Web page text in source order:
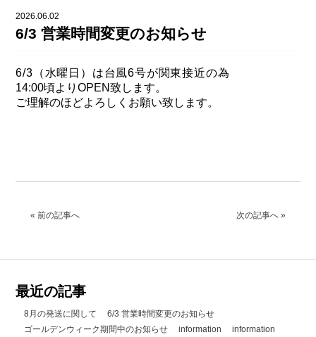
DAHON（ダホーン）
FUJI（フジ）
GIOS（ジオス）
PASHLEY（パシュレー）
tern Crest
tern SURGE
tern SURGE UNO
knog（ノグ）
カスタム ペイント
マルイのかわいいキャップ
2026.06.02
6/3 営業時間変更のお知らせ
6/3（水曜日）は台風6号が関東接近の為
14:00頃よりOPEN致します。
ご理解のほどよろしくお願い致します。
次の記事へ »
« 前の記事へ
最近の記事
8月の発送に関して
6/3 営業時間変更のお知らせ
ゴールデンウィーク期間中のお知らせ
information
information